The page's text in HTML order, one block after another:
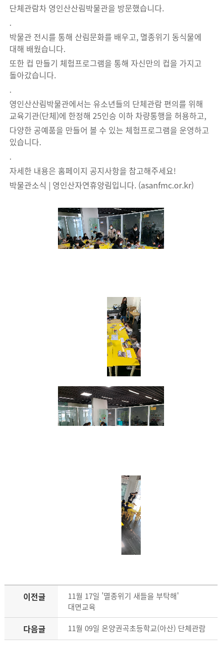
단체관람차 영인산산림박물관을 방문했습니다.
.
박물관 전시를 통해 산림문화를 배우고, 멸종위기 동식물에
대해 배웠습니다.
또한 컵 만들기 체험프로그램을 통해 자신만의 컵을 가지고
돌아갔습니다.
.
영인산산림박물관에서는 유소년들의 단체관람 편의를 위해
교육기관(단체)에 한정해 25인승 이하 차량통행을 허용하고,
다양한 공예품을 만들어 볼 수 있는 체험프로그램을 운영하고
있습니다.
.
자세한 내용은 홈페이지 공지사항을 참고해주세요!
박물관소식 | 영인산자연휴양림입니다. (asanfmc.or.kr)
이전글
11월 17일 '멸종위기 새들을 부탁해'
대면교육
다음글 11월 09일 온양권곡초등학교(아산) 단체관람